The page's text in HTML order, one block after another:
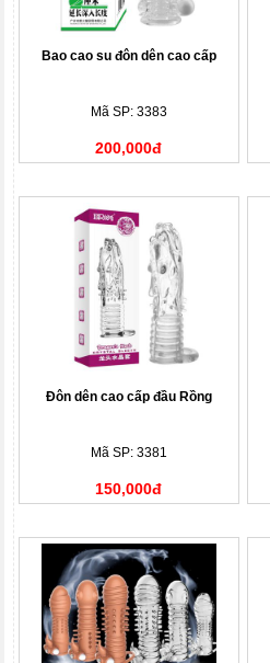
Bao cao su đôn dên cao cấp
Mã SP: 3383
200,000đ
Đôn dên cao cấp đầu Rồng
Mã SP: 3381
150,000đ